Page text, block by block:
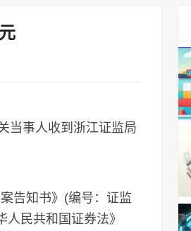
事人收到浙江证监局
告知书》(编号：证监
民共和国证券法》